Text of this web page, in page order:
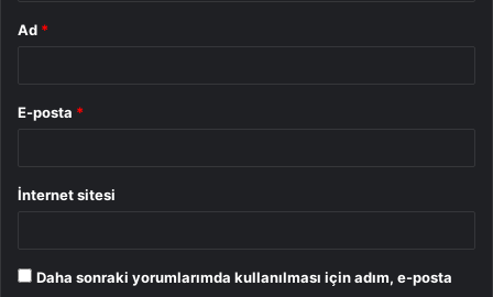
Ad *
E-posta *
İnternet sitesi
Daha sonraki yorumlarımda kullanılması için adım, e-posta